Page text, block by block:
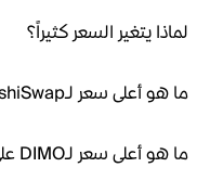
لماذا يتغير السعر كثيراً؟
ما هو أعلى سعر لـSushiSwap على الإطلاق؟
ما هو أعلى سعر لـDIMO على الإطلاق؟